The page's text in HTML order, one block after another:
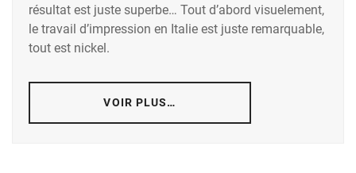
résultat est juste superbe… Tout d’abord visuelement,
le travail d’impression en Italie est juste remarquable,
tout est nickel.
VOIR PLUS…